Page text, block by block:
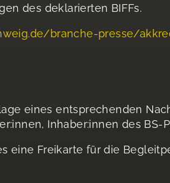
des deklarierten BIFFs.
branche-presse/
eines entsprechenden
Inhaber:innen des BS-
eine Freikarte für die